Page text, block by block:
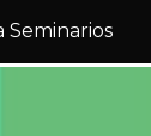
Seminarios